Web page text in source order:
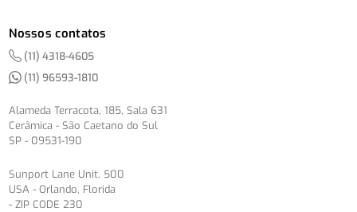
Nossos contatos
(11) 4318-4605
(11) 96593-1810
Alameda Terracota, 185, Sala 631
Cerâmica - São Caetano do Sul
SP - 09531-190
Sunport Lane Unit, 500
USA - Orlando, Florida
- ZIP CODE 230